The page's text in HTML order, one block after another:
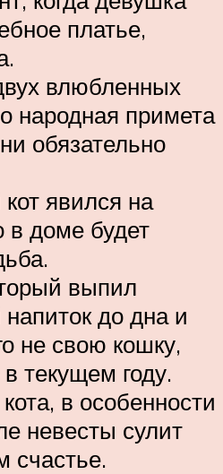
платье,
влюбленных
народная примета
обязательно
явился на
в доме будет
выпил
до дна и
не свою кошку,
текущем году.
в особенности
невесты сулит
счастье.